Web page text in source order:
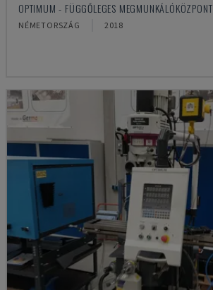
OPTIMUM - FÜGGŐLEGES MEGMUNKÁLÓKÖZPONT
NÉMETORSZÁG 2018